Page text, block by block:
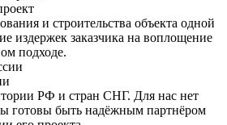
и строительства объекта одной
издержек заказчика на воплощение
подходе.
РФ и стран СНГ. Для нас нет
готовы быть надёжным партнёром